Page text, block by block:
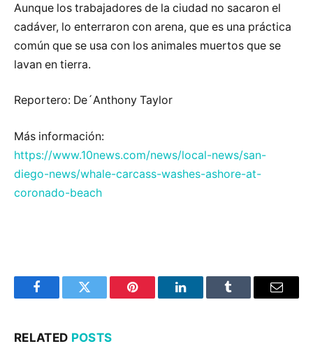
Aunque los trabajadores de la ciudad no sacaron el
cadáver, lo enterraron con arena, que es una práctica
común que se usa con los animales muertos que se
lavan en tierra.
Reportero: De´Anthony Taylor
Más información:
https://www.10news.com/news/local-news/san-
diego-news/whale-carcass-washes-ashore-at-
coronado-beach
FacebookTwitter Pinterest LinkedInTumblr Email
RELATED POSTS